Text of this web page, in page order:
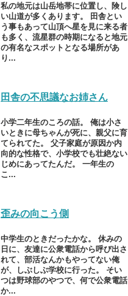
私の地元は山岳地帯に位置し、険し
い山道が多くあります。 田舎とい
う事もあって山頂へ星を見に来る者
も多く、流星群の時期になると地元
の有名なスポットとなる場所があ
り...
田舎の不思議なお姉さん
小学二年生のころの話。 俺は小さ
いときに母ちゃんが死に、親父に育
てられてた。 父子家庭が原因か内
向的な性格で、小学校でも壮絶ない
じめにあってたんだ。 一年生の
こ...
歪みの向こう側
中学生のときだったかな。 休みの
日に、友達に公衆電話から呼び出さ
れて、部活なんかもやってない俺
が、しぶしぶ学校に行った。 そい
つは野球部のやつで、何で公衆電話
か...